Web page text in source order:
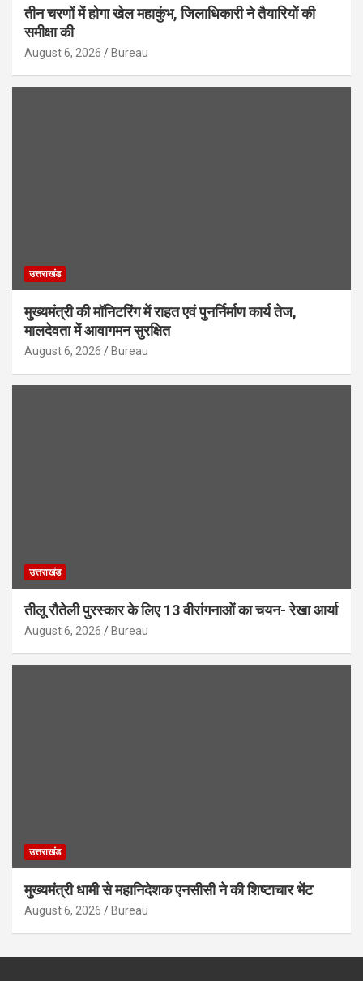
तीन चरणों में होगा खेल महाकुंभ, जिलाधिकारी ने तैयारियों की
समीक्षा की
August 6, 2026 Bureau
उत्तराखंड
मुख्यमंत्री की मॉनिटरिंग में राहत एवं पुनर्निर्माण कार्य तेज,
मालदेवता में आवागमन सुरक्षित
August 6, 2026 Bureau
उत्तराखंड
तीलू रौतेली पुरस्कार के लिए 13 वीरांगनाओं का चयन- रेखा आर्या
August 6, 2026 Bureau
उत्तराखंड
मुख्यमंत्री धामी से महानिदेशक एनसीसी ने की शिष्टाचार भेंट
August 6, 2026 Bureau